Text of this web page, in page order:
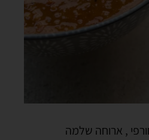
, ארוחה שלמה